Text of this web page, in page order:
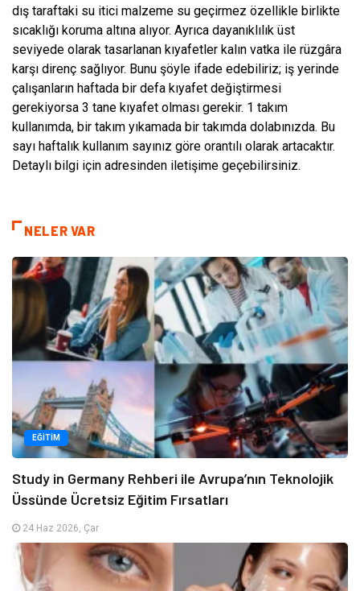
dış taraftaki su itici malzeme su geçirmez özellikle birlikte
sıcaklığı koruma altına alıyor. Ayrıca dayanıklılık üst
seviyede olarak tasarlanan kıyafetler kalın vatka ile rüzgâra
karşı direnç sağlıyor. Bunu şöyle ifade edebiliriz; iş yerinde
çalışanların haftada bir defa kıyafet değiştirmesi
gerekiyorsa 3 tane kıyafet olması gerekir. 1 takım
kullanımda, bir takım yıkamada bir takımda dolabınızda. Bu
sayı haftalık kullanım sayınız göre orantılı olarak artacaktır.
Detaylı bilgi için adresinden iletişime geçebilirsiniz.
NELER VAR
EĞITIM
Study in Germany Rehberi ile Avrupa’nın Teknolojik
Üssünde Ücretsiz Eğitim Fırsatları
24 Haz 2026, Çar